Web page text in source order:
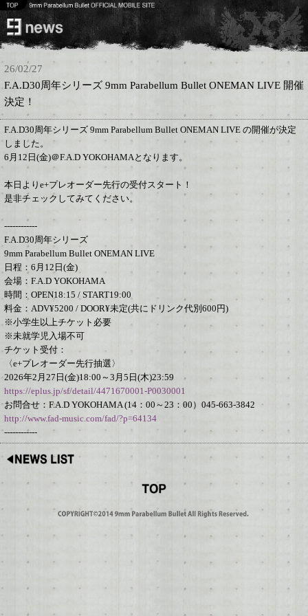
26/02/27
F.A.D30周年シリーズ 9mm Parabellum Bullet ONEMAN LIVE 開催
決定！
F.A.D30周年シリーズ 9mm Parabellum Bullet ONEMAN LIVE の開催が決定
しました。
6月12日(金)＠F.A.D YOKOHAMAとなります。
本日よりe+プレオーダー先行の受付スタート！
是非チェックしてみてください。
------------
F.A.D30周年シリーズ
9mm Parabellum Bullet ONEMAN LIVE
日程：6月12日(金)
会場：F.A.D YOKOHAMA
時間：OPEN18:15 / START19:00
料金：ADV¥5200 / DOOR¥未定(共にドリンク代別600円)
※小学生以上チケット必要
※未就学児入場不可
チケット受付：
〈e+プレオーダー先行抽選〉
2026年2月27日(金)18:00～3月5日(木)23:59
https://eplus.jp/sf/detail/4471670001-P0030001
お問合せ：F.A.D YOKOHAMA (14：00～23：00）045-663-3842
http://www.fad-music.com/fad/?p=64134
------------